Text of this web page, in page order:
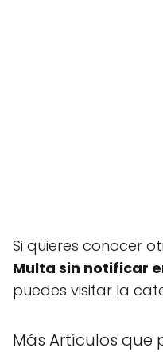
Si quieres conocer
Multa sin notificar
puedes visitar la
Más Artículos que